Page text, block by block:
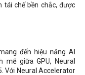
tái chế bền chắc, được
đến hiệu năng AI
giữa GPU, Neural
Với Neural Accelerator